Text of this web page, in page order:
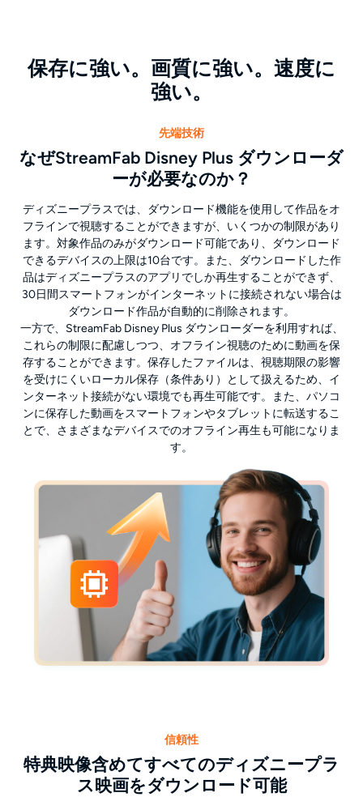
保存に強い。画質に強い。速度に
強い。
先端技術
なぜStreamFab Disney Plus ダウンローダ
ーが必要なのか？
ディズニープラスでは、ダウンロード機能を使用して作品をオ
フラインで視聴することができますが、いくつかの制限があり
ます。対象作品のみがダウンロード可能であり、ダウンロード
できるデバイスの上限は10台です。また、ダウンロードした作
品はディズニープラスのアプリでしか再生することができず、
30日間スマートフォンがインターネットに接続されない場合は
ダウンロード作品が自動的に削除されます。
一方で、StreamFab Disney Plus ダウンローダーを利用すれば、
これらの制限に配慮しつつ、オフライン視聴のために動画を保
存することができます。保存したファイルは、視聴期限の影響
を受けにくいローカル保存（条件あり）として扱えるため、イ
ンターネット接続がない環境でも再生可能です。また、パソコ
ンに保存した動画をスマートフォンやタブレットに転送するこ
とで、さまざまなデバイスでのオフライン再生も可能になりま
す。
信頼性
特典映像含めてすべてのディズニープラ
ス映画をダウンロード可能